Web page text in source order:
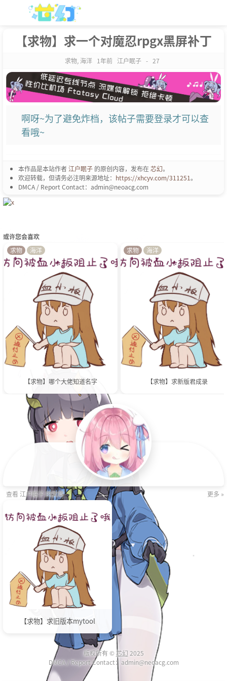
【求物】求一个对魔忍rpgx黑屏补丁
求物, 海洋 1年前 江户眠子 - 27
啊呀~为了避免炸档，该帖子需要登录才可以查
看哦~
本作品是本站作者江户眠子 的原创内容，发布在芯幻。
欢迎转载，但请务必注明来源地址： https://xhcyv.com/311251。
DMCA / Report Contact：admin@neoacg.com
或许您会喜欢
【求物】哪个大佬知道名字
求物 海洋
【求物】求新版君成录
求物 海洋
查看 江户眠子 的文章 更多 »
【求物】求旧版本mytool
版权所有 © 芯幻 2025
DMCA / Report Contact：admin@neoacg.com